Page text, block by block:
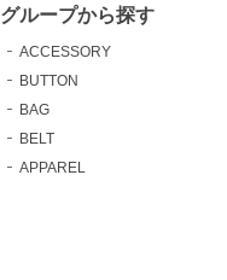
グループから探す
ACCESSORY
BUTTON
BAG
BELT
APPAREL